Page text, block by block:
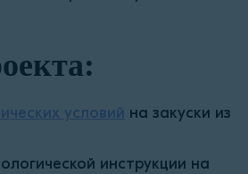
условий на закуски из
инструкции на